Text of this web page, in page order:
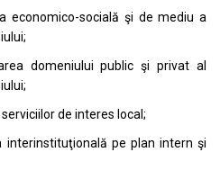
economico-socială şi de mediu a
domeniului public şi privat al
de interes local;
interinstituţională pe plan intern şi